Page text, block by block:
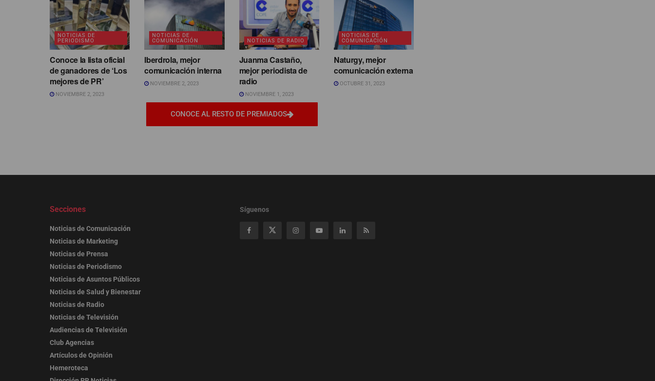
NOTICIAS DE
PERIODISMO
Conoce la lista oficial
de ganadores de ‘Los
mejores de PR’
NOVIEMBRE 2, 2023
NOTICIAS DE
COMUNICACIÓN
Iberdrola, mejor
comunicación interna
NOVIEMBRE 2, 2023
NOTICIAS DE RADIO
Juanma Castaño,
mejor periodista de
radio
NOVIEMBRE 1, 2023
NOTICIAS DE
COMUNICACIÓN
Naturgy, mejor
comunicación externa
OCTUBRE 31, 2023
CONOCE AL RESTO DE PREMIADOS
Secciones
Noticias de Comunicación
Noticias de Marketing
Noticias de Prensa
Noticias de Periodismo
Noticias de Asuntos Públicos
Noticias de Salud y Bienestar
Noticias de Radio
Noticias de Televisión
Audiencias de Televisión
Club Agencias
Artículos de Opinión
Hemeroteca
Síguenos